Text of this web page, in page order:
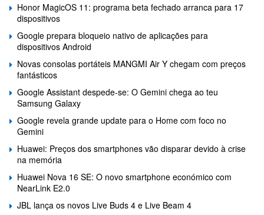
Honor MagicOS 11: programa beta fechado arranca para 17
dispositivos
Google prepara bloqueio nativo de aplicações para
dispositivos Android
Novas consolas portáteis MANGMI Air Y chegam com preços
fantásticos
Google Assistant despede-se: O Gemini chega ao teu
Samsung Galaxy
Google revela grande update para o Home com foco no
Gemini
Huawei: Preços dos smartphones vão disparar devido à crise
na memória
Huawei Nova 16 SE: O novo smartphone económico com
NearLink E2.0
JBL lança os novos Live Buds 4 e Live Beam 4